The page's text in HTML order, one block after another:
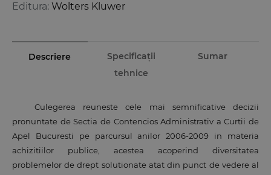
Editura: Wolters Kluwer
Descriere
Specificații
tehnice
Sumar
Culegerea reuneste cele mai semnificative decizii
pronuntate de Sectia de Contencios Administrativ a Curtii de
Apel Bucuresti pe parcursul anilor 2006-2009 in materia
achizitiilor publice, acestea acoperind diversitatea
problemelor de drept solutionate atat din punct de vedere al